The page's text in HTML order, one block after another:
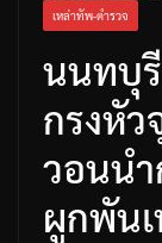
เหล่าทัพ-ตำรวจ
นนทบุ
กรงหัว
วอนน
ผูกพัน